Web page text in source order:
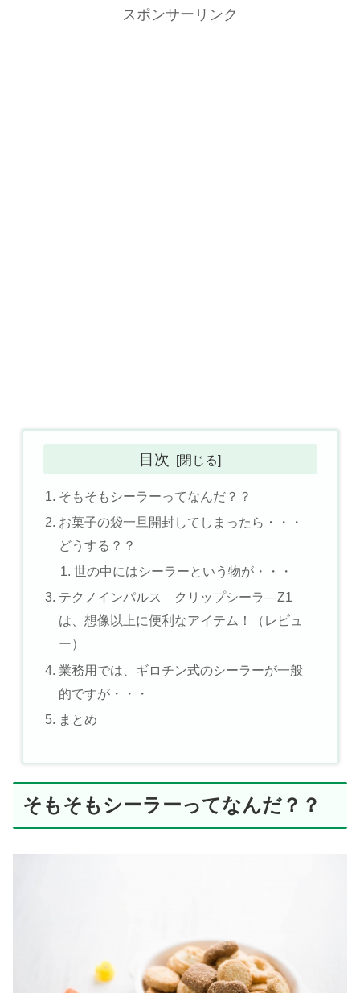
スポンサーリンク
目次
そもそもシーラーってなんだ？？
お菓子の袋一旦開封してしまったら・・・
どうする？？
世の中にはシーラーという物が・・・
テクノインパルス クリップシーラ―Z1
は、想像以上に便利なアイテム！（レビュ
ー）
業務用では、ギロチン式のシーラーが一般
的ですが・・・
まとめ
そもそもシーラーってなんだ？？